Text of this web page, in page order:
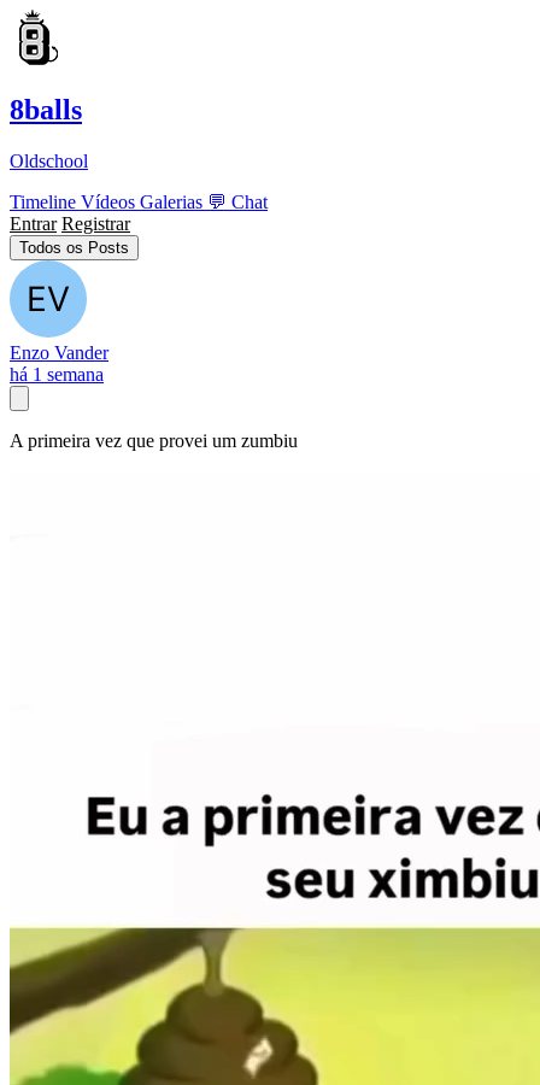
8balls
Oldschool
Timeline Vídeos Galerias 💬 Chat
Entrar Registrar
Todos os Posts
Enzo Vander
há 1 semana
A primeira vez que provei um zumbiu